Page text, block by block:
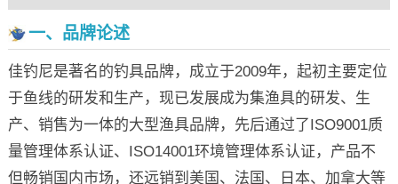
一、品牌论述
佳钓尼是著名的钓具品牌，成立于2009年，起初主要定位
于鱼线的研发和生产，现已发展成为集渔具的研发、生
产、销售为一体的大型渔具品牌，先后通过了ISO9001质
量管理体系认证、ISO14001环境管理体系认证，产品不
但畅销国内市场，还远销到美国、法国、日本、加拿大等